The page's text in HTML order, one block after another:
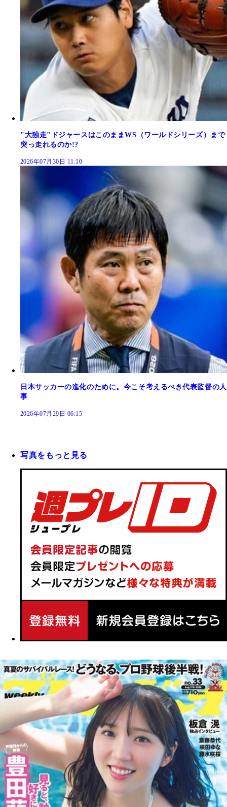
"大独走"ドジャースはこのままWS（ワールドシリーズ）まで
突っ走れるのか!?
2026年07月30日 11:10
日本サッカーの進化のために。今こそ考えるべき代表監督の人
事
2026年07月29日 06:15
写真をもっと見る